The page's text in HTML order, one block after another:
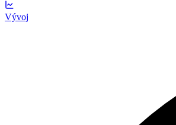
Vývoj